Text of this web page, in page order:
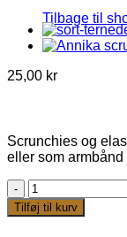
Tilbage til
25,00 kr
Scrunchies og
eller som armbånd
Scrunchie
med
dyreprint
Tilføj til kurv